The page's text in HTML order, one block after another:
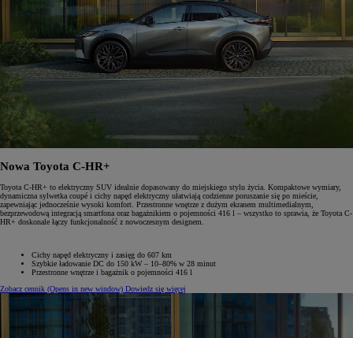
Nowa Toyota C-HR+
Toyota C-HR+ to elektryczny SUV idealnie dopasowany do miejskiego stylu życia. Kompaktowe wymiary,
dynamiczna sylwetka coupé i cichy napęd elektryczny ułatwiają codzienne poruszanie się po mieście,
zapewniając jednocześnie wysoki komfort. Przestronne wnętrze z dużym ekranem multimedialnym,
bezprzewodową integracją smartfona oraz bagażnikiem o pojemności 416 l – wszystko to sprawia, że Toyota C-
HR+ doskonale łączy funkcjonalność z nowoczesnym designem.
Cichy napęd elektryczny i zasięg do 607 km
Szybkie ładowanie DC do 150 kW – 10–80% w 28 minut
Przestronne wnętrze i bagażnik o pojemności 416 l
Zobacz cennik (Opens in new window) Dowiedz się więcej